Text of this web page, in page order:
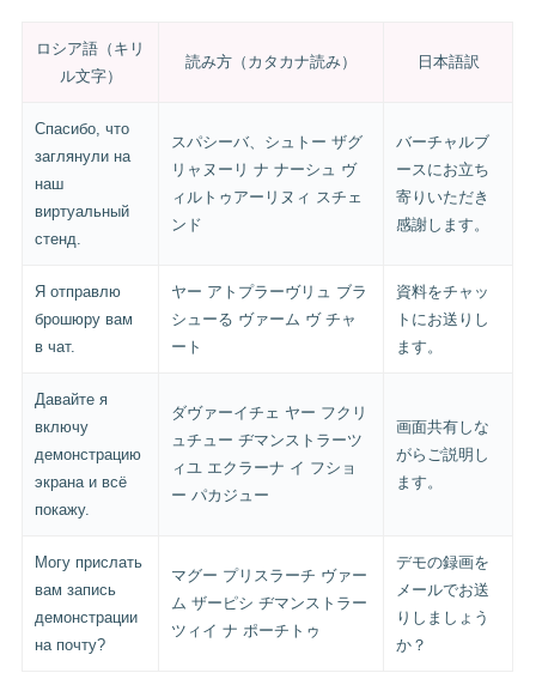
ロシア語（キリ
ル文字）
読み方（カタカナ読み） 日本語訳
Спасибо, что
заглянули на
наш
виртуальный
стенд.
スパシーバ、シュトー ザグ
リャヌーリ ナ ナーシュ ヴ
ィルトゥアーリヌィ スチェ
ンド
バーチャルブ
ースにお立ち
寄りいただき
感謝します。
Я отправлю
брошюру вам
в чат.
ヤー アトプラーヴリュ ブラ
シューる ヴァーム ヴ チャ
ート
資料をチャッ
トにお送りし
ます。
Давайте я
включу
демонстрацию
экрана и всё
покажу.
ダヴァーイチェ ヤー フクリ
ュチュー ヂマンストラーツ
ィユ エクラーナ イ フショ
ー パカジュー
画面共有しな
がらご説明し
ます。
Могу прислать
вам запись
демонстрации
на почту?
マグー プリスラーチ ヴァー
ム ザーピシ ヂマンストラー
ツィイ ナ ポーチトゥ
デモの録画を
メールでお送
りしましょう
か？